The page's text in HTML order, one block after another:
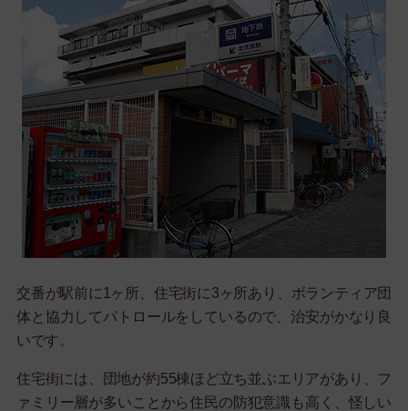
交番が駅前に1ヶ所、住宅街に3ヶ所あり、ボランティア団
体と協力してパトロールをしているので、治安がかなり良
いです。
住宅街には、団地が約55棟ほど立ち並ぶエリアがあり、フ
ァミリー層が多いことから住民の防犯意識も高く、怪しい